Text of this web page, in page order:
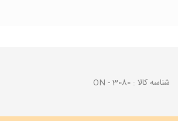
شناسه کالا : ON - 3080